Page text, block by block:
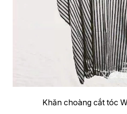
Khăn choàng cắt tóc